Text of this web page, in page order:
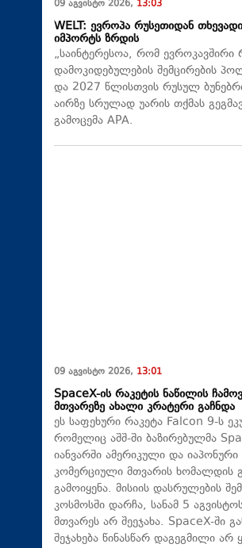
09 აგვისტო 2026, 13:03
WELT: ევროპა რუსეთიდან
იმპორტს ზრდის
„საინტერესოა, რომ ევროკავშირი
დამოკიდებულების შემცირების
და 2027 წლისთვის რუსულ
აირზე სრულად უარის თქმას
გამოცემა APA.
09 აგვისტო 2026, 13:01
SpaceX-ის რაკეტის ნაწილის
მთვარეზე ახალი კრატერი გაჩნდა
ეს საფეხური რაკეტა Falcon 9-ს
რომელიც აშშ-ში ბაზირებულმა
იანვარში ამერიკული და იაპონური
კომერციული მთვარის ხომალდის
გამოიყენა. მისიის დასრულების
კოსმოსში დარჩა, სანამ 5
მთვარეს არ შეეჯახა.​ SpaceX-ში
შეჯახება წინასწარ დაგეგმილი